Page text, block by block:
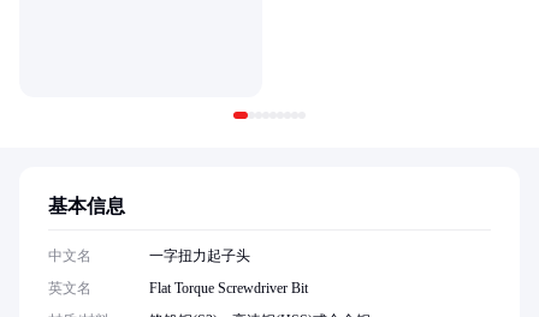
基本信息
中文名
一字扭力起子头
英文名
Flat Torque Screwdriver Bit